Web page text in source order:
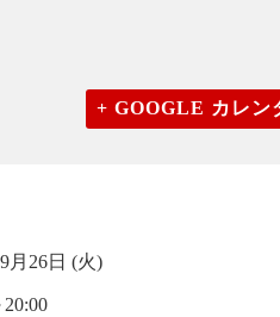
+ GOOGLE カレン
月26日 (火)
20:00